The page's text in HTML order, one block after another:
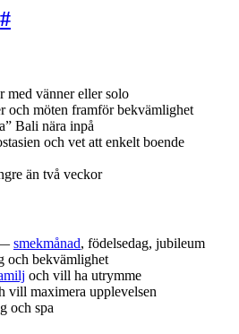
#
med vänner eller solo
och möten framför bekvämlighet
Bali nära inpå
och vet att enkelt boende
än två veckor
— smekmånad, födelsedag, jubileum
och bekvämlighet
och vill ha utrymme
vill maximera upplevelsen
och spa